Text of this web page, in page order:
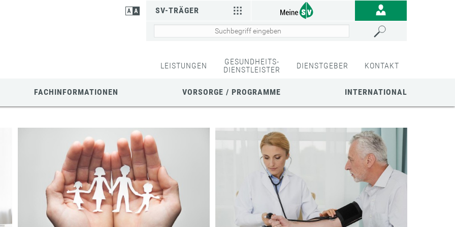
SV-TRÄGER
LEISTUNGEN
GESUNDHEITS-
DIENSTLEISTER
DIENSTGEBER KONTAKT
FACHINFORMATIONEN VORSORGE / PROGRAMME INTERNATIONAL